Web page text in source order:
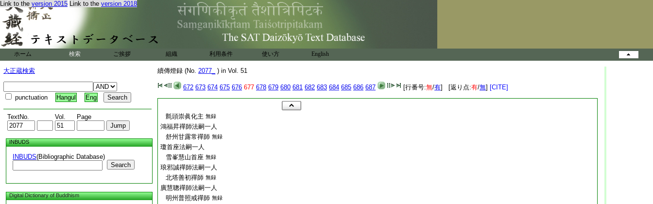
Link to the version 2015 Link to the version 2018
ホーム 検索 ご挨拶 組織 利用条件 使い方 English
大正蔵検索
punctuation Hangul Eng
TextNo. Vol. Page
INBUDS
INBUDS(Bibliographic Database)
Search
Digital Dictionary of Buddhism
續傳燈録 (No. 2077_ ) in Vol. 51
672 673 674 675 676 677 678 679 680 681 682 683 684 685 686 687 [行番号:無/有] [返り点:有/無] [CITE]
氈頭崇眞化主 無録
鴻福昇禪師法嗣一人
舒州甘露常禪師 無録
瓊首座法嗣一人
雪峯慧山首座 無録
琅邪誠禪師法嗣一人
北塔善初禪師 無録
廣慧聰禪師法嗣一人
明州普照戒禪師 無録